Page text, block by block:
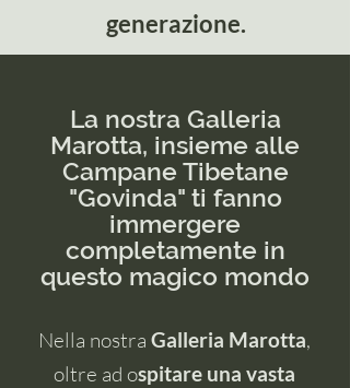
generazione.
La nostra Galleria
Marotta, insieme alle
Campane Tibetane
"Govinda" ti fanno
immergere
completamente in
questo magico mondo
Nella nostra Galleria Marotta,
oltre ad ospitare una vasta